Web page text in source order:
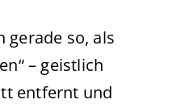
gerade so, als
– geistlich
entfernt und